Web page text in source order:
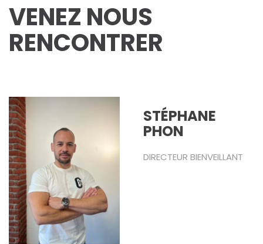
VENEZ NOUS
RENCONTRER
STÉPHANE
PHON
DIRECTEUR BIENVEILLANT